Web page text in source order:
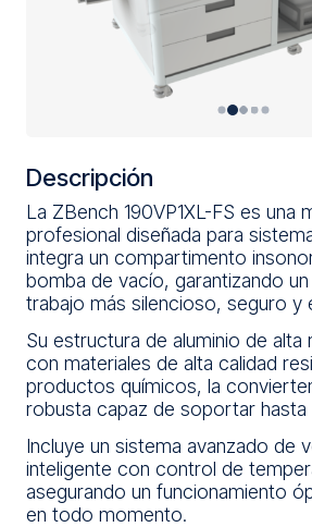
Descripción
La ZBench 190VP1XL-FS es una
profesional diseñada para
integra un compartimento
bomba de vacío, garantizando
trabajo más silencioso, seguro y
Su estructura de aluminio de alta
con materiales de alta calidad
productos químicos, la
robusta capaz de soportar
Incluye un sistema avanzado de
inteligente con control de
asegurando un funcionamiento
en todo momento.